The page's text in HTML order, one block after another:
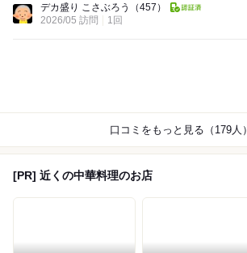
デカ盛り こさぶろう
（457）
2026/05 訪問
1回
口コミをもっと見る（179人）
[PR] 近くの中華料理のお店